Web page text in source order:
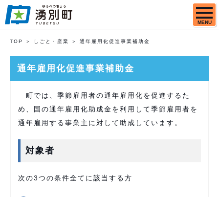
MENU
TOP しごと・産業 通年雇用化促進事業補助金
通年雇用化促進事業補助金
町では、季節雇用者の通年雇用化を促進するた
め、国の通年雇用化助成金を利用して季節雇用者を
通年雇用する事業主に対して助成しています。
対象者
次の3つの条件全てに該当する方